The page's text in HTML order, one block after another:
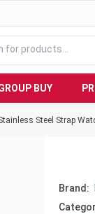
BUY
Steel Strap
Brand: